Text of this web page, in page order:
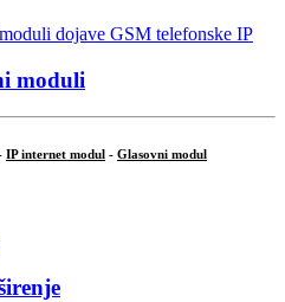
moduli
IP internet modul - Glasovni modul